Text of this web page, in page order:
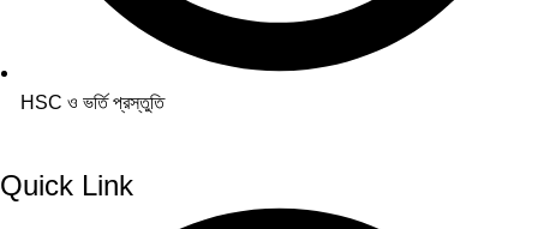
HSC ও ভর্তি প্রস্তুতি
Quick Link